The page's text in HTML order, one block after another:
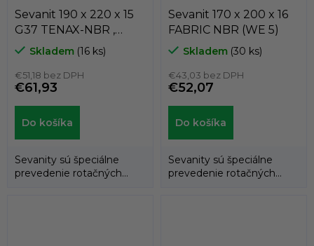
Sevanit 190 x 220 x 15
G37 TENAX-NBR ,
COLOMBO
Skladem (16 ks)
€51,18 bez DPH
€61,93
Do košíka
Sevanity sú špeciálne
prevedenie rotačných
Sevanit 170 x 200 x 16
FABRIC NBR (WE 5)
Skladem (30 ks)
€43,03 bez DPH
€52,07
Do košíka
Sevanity sú špeciálne
prevedenie rotačných